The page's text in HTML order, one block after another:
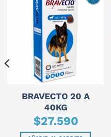
BRAVECTO 20 A
40KG
$27.590